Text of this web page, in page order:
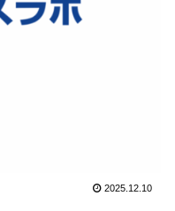
2025.12.10